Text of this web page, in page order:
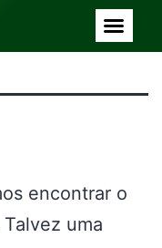
encontrar o
uma